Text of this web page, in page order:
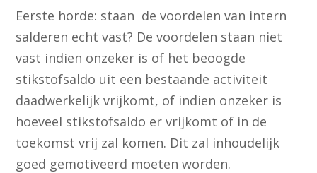
Eerste horde: staan de voordelen van intern
salderen echt vast? De voordelen staan niet
vast indien onzeker is of het beoogde
stikstofsaldo uit een bestaande activiteit
daadwerkelijk vrijkomt, of indien onzeker is
hoeveel stikstofsaldo er vrijkomt of in de
toekomst vrij zal komen. Dit zal inhoudelijk
goed gemotiveerd moeten worden.